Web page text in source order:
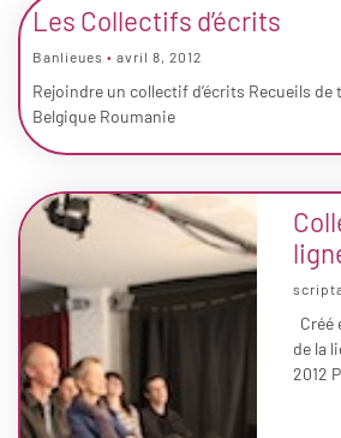
Les Collectifs d’écrits
Banlieues avril 8, 2012
Rejoindre un collectif d’écrits Recueils de
Belgique Roumanie
Créé
de la
2012